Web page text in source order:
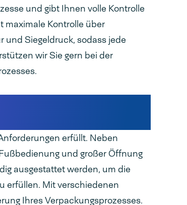
und gibt Ihnen volle Kontrolle
maximale Kontrolle über
und Siegeldruck, sodass jede
wir Sie gern bei der
erfüllt. Neben
und großer Öffnung
ausgestattet werden, um die
erfüllen. Mit verschiedenen
Ihres Verpackungsprozesses.